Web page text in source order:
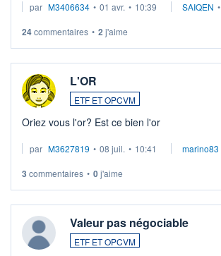
par M3406634 • 01 avr. • 10:39 SAIQEN •
24commentaires • 2 j'aime
L'OR
ETF ET OPCVM
Oriez vous l'or? Est ce bien l'or
par M3627819 • 08 juil. • 10:41 marino83
3 commentaires • 0j'aime
Valeur pas négociable
ETF ET OPCVM